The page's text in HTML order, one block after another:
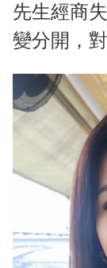
先生經商
變分開，